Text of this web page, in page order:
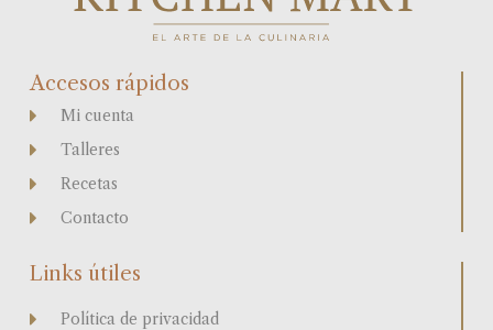
Accesos rápidos
Mi cuenta
Talleres
Recetas
Contacto
Links útiles
Política de privacidad